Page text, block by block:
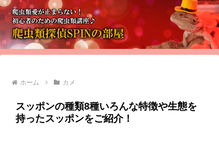
ホーム カメ
スッポンの種類8種いろんな特徴や生態を
持ったスッポンをご紹介！